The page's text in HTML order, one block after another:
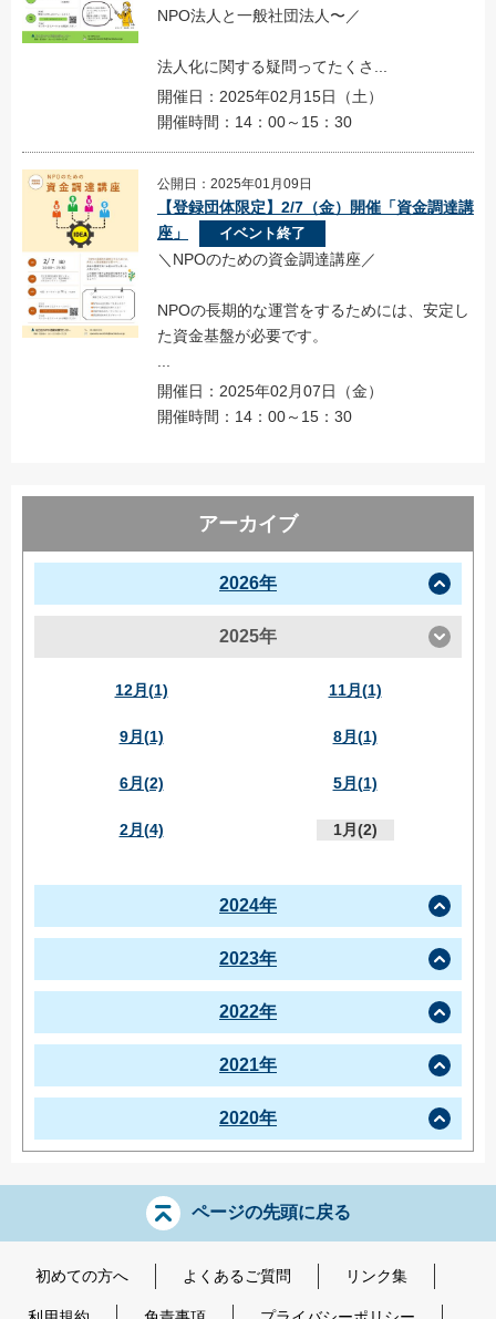
NPO法人と一般社団法人〜／
法人化に関する疑問ってたくさ...
開催日：2025年02月15日（土）
開催時間：14：00～15：30
公開日：2025年01月09日
【登録団体限定】2/7（金）開催「資金調達講
座」
イベント終了
＼NPOのための資金調達講座／
NPOの長期的な運営をするためには、安定し
た資金基盤が必要です。
開催日：2025年02月07日（金）
開催時間：14：00～15：30
アーカイブ
2026年
2025年
12月(1) 11月(1)
9月(1) 8月(1)
6月(2) 5月(1)
2月(4) 1月(2)
2024年
2023年
2022年
2021年
2020年
ページの先頭に戻る
初めての方へ よくあるご質問 リンク集